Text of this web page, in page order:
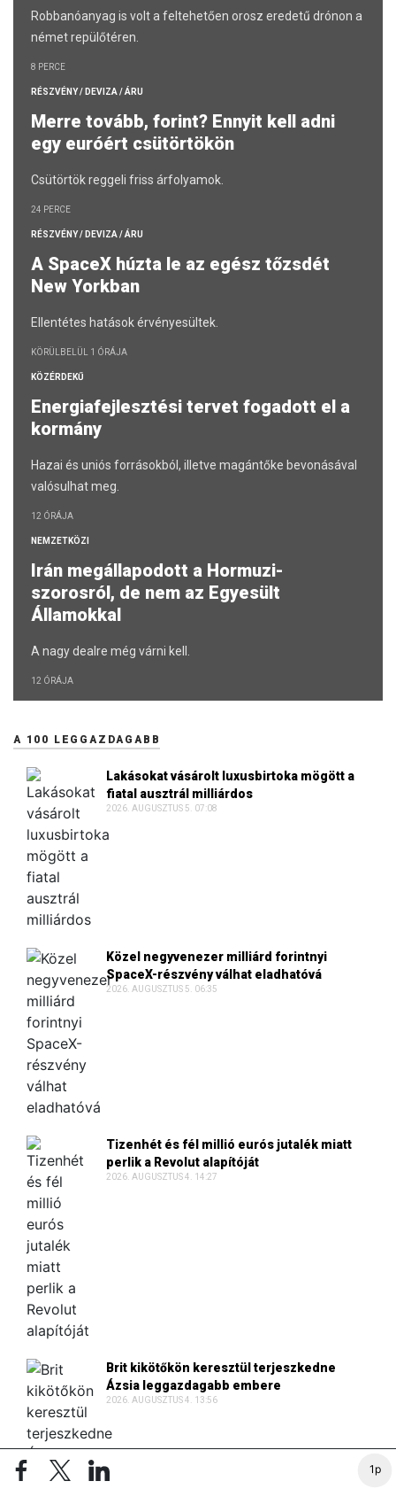
1p
Robbanóanyag is volt a feltehetően orosz eredetű drónon a
német repülőtéren.
8 PERCE
RÉSZVÉNY / DEVIZA / ÁRU
Merre tovább, forint? Ennyit kell adni
egy euróért csütörtökön
Csütörtök reggeli friss árfolyamok.
24 PERCE
RÉSZVÉNY / DEVIZA / ÁRU
A SpaceX húzta le az egész tőzsdét
New Yorkban
Ellentétes hatások érvényesültek.
KÖRÜLBELÜL 1 ÓRÁJA
KÖZÉRDEKŰ
Energiafejlesztési tervet fogadott el a
kormány
Hazai és uniós forrásokból, illetve magántőke bevonásával
valósulhat meg.
12 ÓRÁJA
NEMZETKÖZI
Irán megállapodott a Hormuzi-
szorosról, de nem az Egyesült
Államokkal
A nagy dealre még várni kell.
12 ÓRÁJA
A 100 LEGGAZDAGABB
Lakásokat vásárolt luxusbirtoka mögött a
fiatal ausztrál milliárdos
2026. AUGUSZTUS 5. 07:08
Közel negyvenezer milliárd forintnyi
SpaceX-részvény válhat eladhatóvá
2026. AUGUSZTUS 5. 06:35
Tizenhét és fél millió eurós jutalék miatt
perlik a Revolut alapítóját
2026. AUGUSZTUS 4. 14:27
Brit kikötőkön keresztül terjeszkedne
Ázsia leggazdagabb embere
2026. AUGUSZTUS 4. 13:56